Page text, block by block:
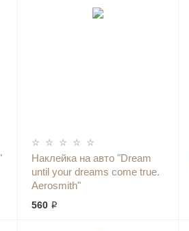
Наклейка на авто "Dream
until your dreams come true.
Aerosmith"
560 ₽